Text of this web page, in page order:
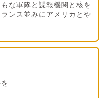
な軍隊と諜報機関と核を
ンス並みにアメリカとや